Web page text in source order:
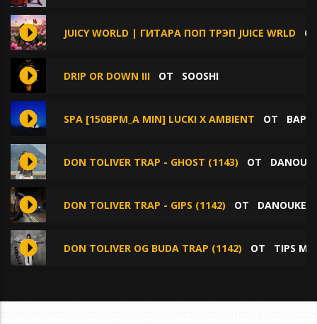
JUICY WORLD | ГИТАРА ПОП ТРЭП JUICE WRLD
DRIP OR DOWN III ОТ SOOSHI
SPA [150BPM_A MIN] LUCKI X AMBIENT ОТ
DON TOLIVER TRAP - GHOST (1143) ОТ
DON TOLIVER TRAP - GIPS (1142) ОТ DANOUKEN
DON TOLIVER OG BUDA TRAP (1142) ОТ TIPS